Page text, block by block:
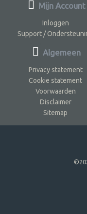
Mijn Account
Inloggen
Support /
Algemeen
Privacy statement
Cookie statement
Voorwaarden
Disclaimer
Sitemap